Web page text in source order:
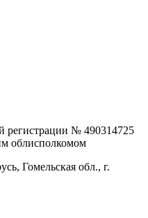
регистрации № 490314725
облисполкомом
Гомельская обл., г.